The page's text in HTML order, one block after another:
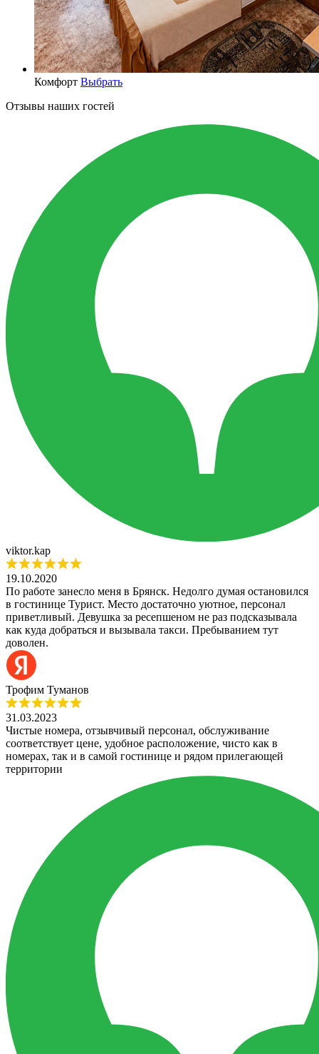
Комфорт Выбрать
Отзывы наших гостей
​viktor.kap
19.10.2020
По работе занесло меня в Брянск. Недолго думая остановился
в гостинице Турист. Место достаточно уютное, персонал
приветливый. Девушка за ресепшеном не раз подсказывала
как куда добраться и вызывала такси. Пребыванием тут
доволен.
Трофим Туманов
31.03.2023
Чистые номера, отзывчивый персонал, обслуживание
соответствует цене, удобное расположение, чисто как в
номерах, так и в самой гостинице и рядом прилегающей
территории